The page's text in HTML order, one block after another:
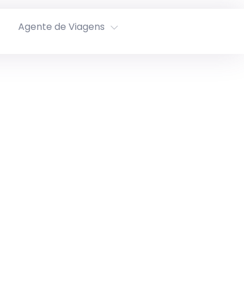
Agente de Viagens